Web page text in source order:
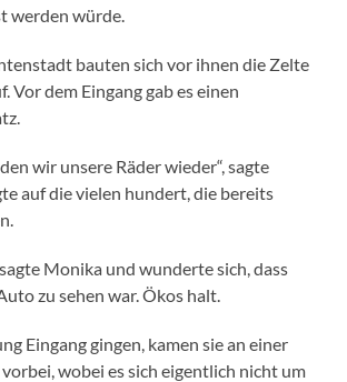
werden würde.
bauten sich vor ihnen die Zelte
Vor dem Eingang gab es einen
wir unsere Räder wieder“, sagte
auf die vielen hundert, die bereits
sagte Monika und wunderte sich, dass
zu sehen war. Ökos halt.
Eingang gingen, kamen sie an einer
wobei es sich eigentlich nicht um